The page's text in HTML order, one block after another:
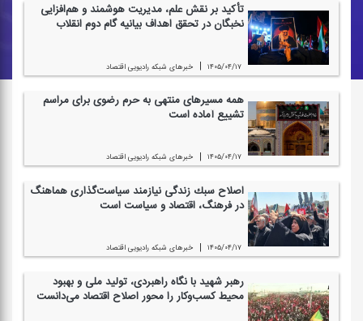
تأكید بر نقش علم، مدیریت هوشمند و هم‌افزایی
نخبگان در تحقق اهداف بیانیه گام دوم انقلاب
۱۴۰۵/۰۴/۱۷ | خبرهای شبكه رادیویی اقتصاد
همه مسیرهای منتهی به حرم رضوی برای مراسم
تشییع آماده است
۱۴۰۵/۰۴/۱۷ | خبرهای شبكه رادیویی اقتصاد
اصلاح سبك زندگی نیازمند سیاست‌گذاری هماهنگ
در فرهنگ، اقتصاد و سیاست است
۱۴۰۵/۰۴/۱۷ | خبرهای شبكه رادیویی اقتصاد
رهبر شهید با نگاه راهبردی، تولید ملی و بهبود
محیط كسب‌وكار را محور اصلاح اقتصاد می‌دانست